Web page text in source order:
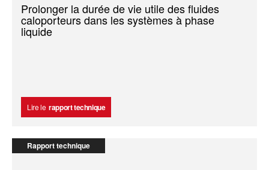
Prolonger la durée de vie utile des fluides
caloporteurs dans les systèmes à phase
liquide
Lire le rapport technique
Rapport technique